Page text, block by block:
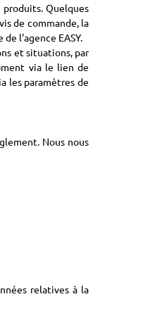
produits. Quelques
de commande, la
l'agence EASY.
et situations, par
via le lien de
les paramètres de
Nous nous
relatives à la